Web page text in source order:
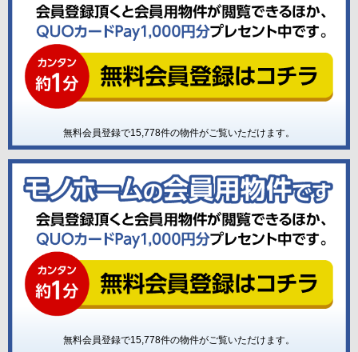
無料会員登録で15,778件の物件がご覧いただけます。
無料会員登録で15,778件の物件がご覧いただけます。